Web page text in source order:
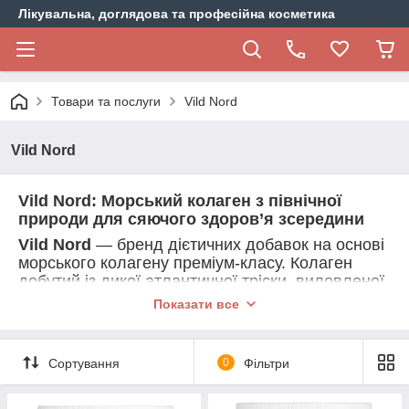
Лікувальна, доглядова та професійна косметика
Товари та послуги Vild Nord
Vild Nord
Vild Nord: Морський колаген з північної
природи для сяючого здоров’я зсередини
Vild Nord — бренд дієтичних добавок на основі
морського колагену преміум-класу. Колаген
добутий із дикої атлантичної тріски, виловленої
в криштально чистих водах Північного моря.
підтверджує екологічне та стале рибальство.
Основна ідея Vild Nord
— краса й здоров’я
зсередини. Продукти поєднують чистий
морський колаген із вітамінами, мінералами та
Показати все
Сортування 0 Фільтри